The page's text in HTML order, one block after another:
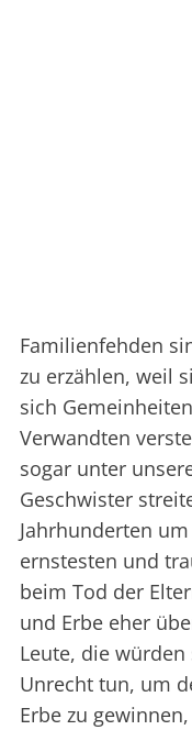
Familienfehden
zu erzählen, weil
sich
Verwandten
sogar unter
Geschwister
Jahrhunderten
ernstesten und
beim Tod der
und Erbe eher
Leute, die
Unrecht tun, um
Erbe zu